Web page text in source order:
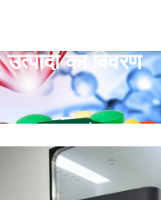
उत्पादों का विवरण